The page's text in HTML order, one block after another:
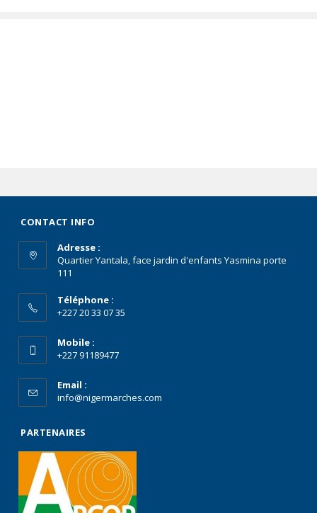
CONTACT INFO
Adresse :
Quartier Yantala, face jardin d'enfants Yasmina porte
111
Téléphone :
+227 20 33 07 35
Mobile :
+227 91189477
Email :
info@nigermarches.com
PARTENAIRES